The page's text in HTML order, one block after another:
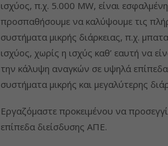
ισχύος, π.χ. 5.000 MW, είναι
προσπαθήσουμε να καλύψουμε τις
συστήματα μικρής διάρκειας, π.χ.
ισχύος, χωρίς η ισχύς καθ’ εαυτή να
την κάλυψη αναγκών σε υψηλά
συστήματα μικρής και μεγαλύτερης
Εργαζόμαστε προκειμένου να
επίπεδα διείσδυσης ΑΠΕ.